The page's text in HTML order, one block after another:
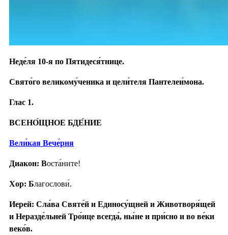
Неде́ля 10-я по Пятидеся́тнице.
Свято́го великому́ченика и цели́теля Пантелеи́мона.
Глас 1.
ВСЕНО́ЩНОЕ БДЕ́НИЕ
Вели́кая Вече́рня
Диакон: Воста́ните!
Хор: Благослови́.
Иерей: Сла́ва Святе́й и Единосу́щней и Животворя́щей
и Неразде́льней Тро́ице всегда́, ны́не и при́сно и во ве́ки
веко́в.